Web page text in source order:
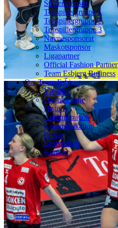
Spillersponsor
Topspillergruppe 1
Topspillergruppe 2
Topspillergruppe 3
Navnesponsorat
Maskotsponsor
Ligapartner
Official Fashion Partner
Team Esbjerg Business
Om Team Esbjerg
Værdier
Hjemmebane
Historie
Administration
Kommunikation
Presse
Bestyrelsen
Kontakt